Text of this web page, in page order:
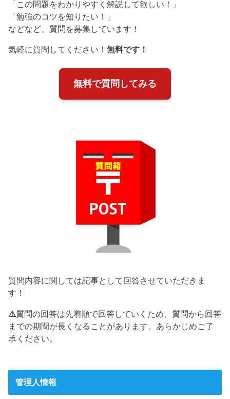
「この問題をわかりやすく解説して欲しい！」
「勉強のコツを知りたい！」
などなど、質問を募集しています！
気軽に質問してください！無料です！
無料で質問してみる
質問内容に関しては記事として回答させていただきま
す！
⚠️質問の回答は先着順で回答していくため、質問から回答
までの期間が長くなることがあります。あらかじめご了
承ください。
管理人情報